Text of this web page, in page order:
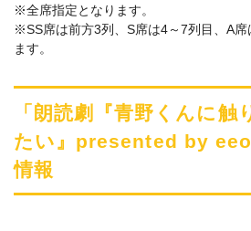
※全席指定となります。
※SS席は前方3列、S席は4～7列目、A席
ます。
「朗読劇『青野くんに触
たい』presented by
情報